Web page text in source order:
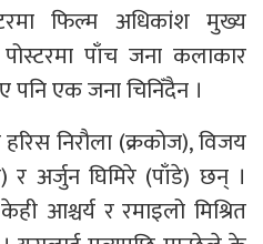
फिल्म अधिकांश मुख्य
पाँच जना कलाकार
पनि एक जना चिनिँदैन ।
निरौला (क्रकोज), विजय
अर्जुन घिमिरे (पाँडे) छन् ।
आश्चर्य र रमाइलो मिश्रित